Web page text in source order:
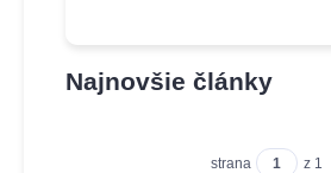
Najnovšie články
strana z 1